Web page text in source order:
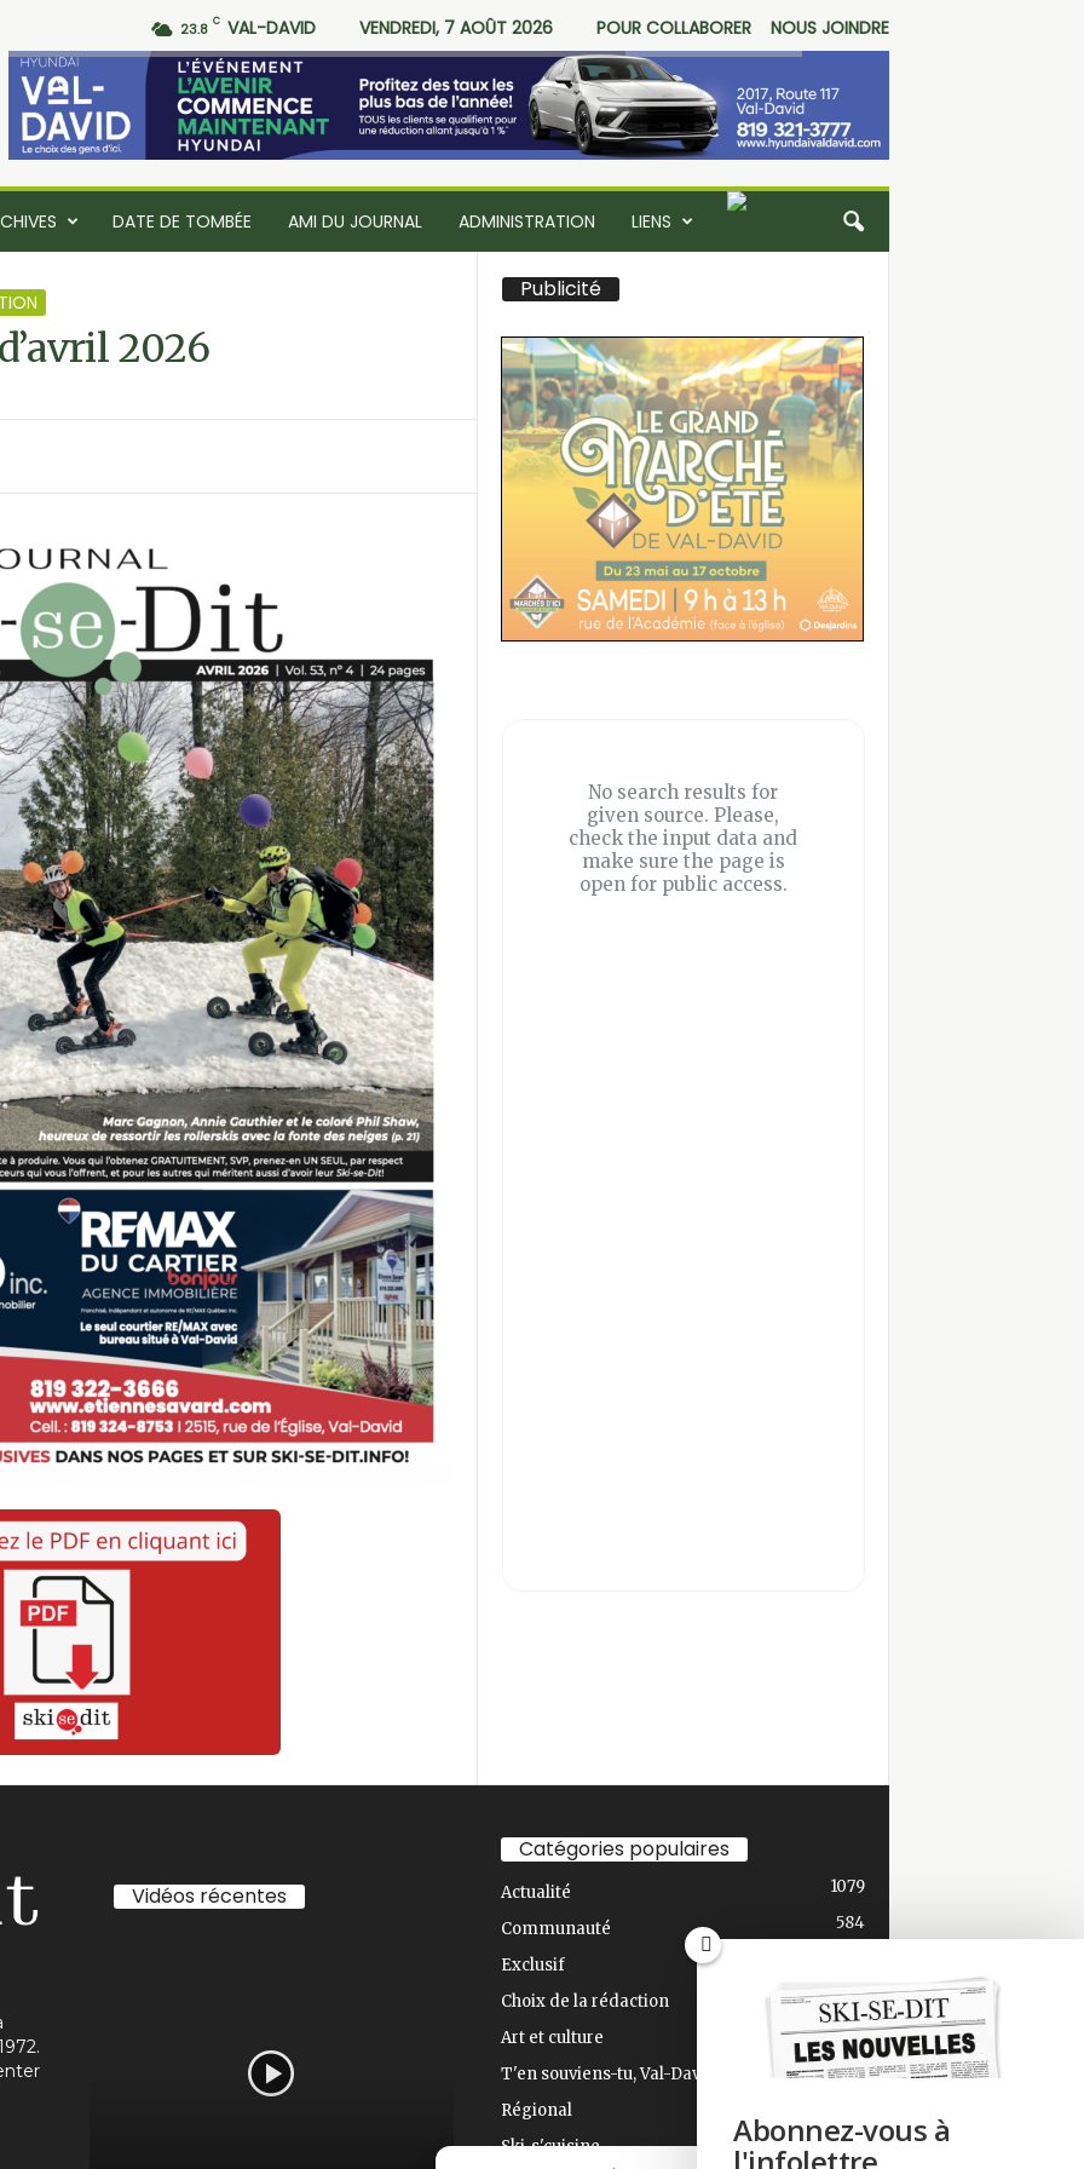
23.8 C VAL-DAVID VENDREDI, 7 AOÛT 2026 POUR COLLABORER NOUS JOINDRE
DATE DE TOMBÉE AMI DU JOURNAL ADMINISTRATION LIENS
2026
Publicité
No search results for
given source. Please,
check the input data and
make sure the page is
open for public access.
Vidéos récentes
Catégories populaires
Actualité 1079
Communauté 584
Exclusif
Choix de la rédaction 348
Art et culture 275
T'en souviens-tu, Val-David? 191
Régional
Ski-s'cuisine
124
Abonnez-vous à